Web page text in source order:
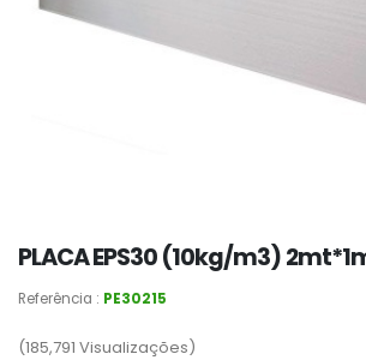
PLACA EPS30 (10kg/m3)
Referência : PE30215
(185,791 Visualizações)